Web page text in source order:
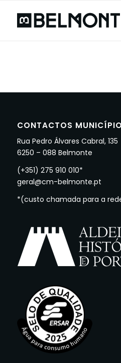
CONTACTOS
Rua Pedro Álvares Cabral, 135
6250 – 088 Belmonte
(+351) 275 910 010*
geral@cm-belmonte.pt
*(custo chamada para a